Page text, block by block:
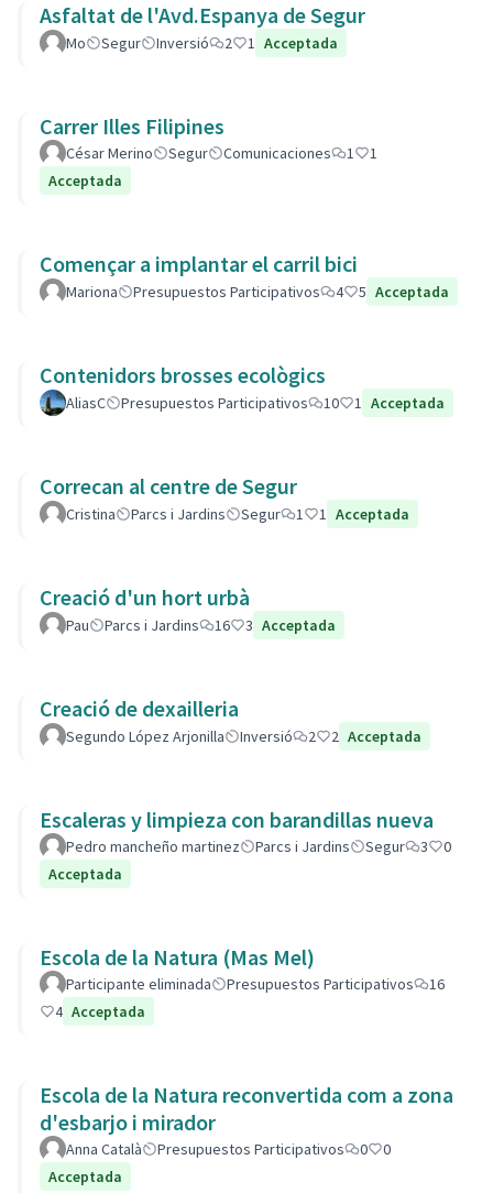
Asfaltat de l'Avd.Espanya de Segur
Mo Segur Inversió 2 1 Acceptada
Carrer Illes Filipines
César Merino Segur Comunicaciones 1
1
Acceptada
Començar a implantar el carril bici
Mariona Presupuestos Participativos 4 5 Acceptada
Contenidors brosses ecològics
AliasC Presupuestos Participativos 10 1 Acceptada
Correcan al centre de Segur
Cristina Parcs i Jardins Segur 1 1 Acceptada
Creació d'un hort urbà
Pau Parcs i Jardins 16 3 Acceptada
Creació de dexailleria
Segundo López Arjonilla Inversió 2 2 Acceptada
Escaleras y limpieza con barandillas nueva
Pedro mancheño martinez Parcs i Jardins Segur 3
0
Acceptada
Escola de la Natura (Mas Mel)
Participante eliminada Presupuestos Participativos
16
4 Acceptada
Escola de la Natura reconvertida com a zona
d'esbarjo i mirador
Anna Català Presupuestos Participativos 0
0
Acceptada